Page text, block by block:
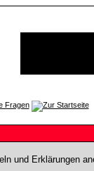
und Erklärungen